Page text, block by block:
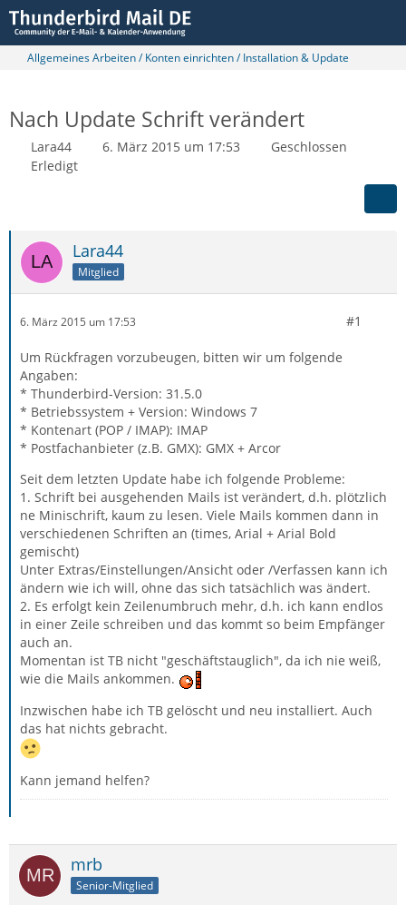
Allgemeines Arbeiten / Konten einrichten / Installation & Update
Nach Update Schrift verändert
Lara44 6. März 2015 um 17:53
Geschlossen
Erledigt
Lara44
Mitglied
6. März 2015 um 17:53 #1
Um Rückfragen vorzubeugen, bitten wir um folgende
Angaben:
* Thunderbird-Version: 31.5.0
* Betriebssystem + Version: Windows 7
* Kontenart (POP / IMAP): IMAP
* Postfachanbieter (z.B. GMX): GMX + Arcor
Seit dem letzten Update habe ich folgende Probleme:
1. Schrift bei ausgehenden Mails ist verändert, d.h. plötzlich
ne Minischrift, kaum zu lesen. Viele Mails kommen dann in
verschiedenen Schriften an (times, Arial + Arial Bold
gemischt)
Unter Extras/Einstellungen/Ansicht oder /Verfassen kann ich
ändern wie ich will, ohne das sich tatsächlich was ändert.
2. Es erfolgt kein Zeilenumbruch mehr, d.h. ich kann endlos
in einer Zeile schreiben und das kommt so beim Empfänger
auch an.
Momentan ist TB nicht "geschäftstauglich", da ich nie weiß,
wie die Mails ankommen.
Inzwischen habe ich TB gelöscht und neu installiert. Auch
das hat nichts gebracht.
Kann jemand helfen?
mrb
Senior-Mitglied